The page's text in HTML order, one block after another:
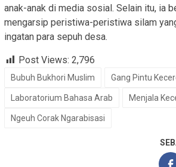
anak-anak di media sosial. Selain itu, ia
mengarsip peristiwa-peristiwa silam
ingatan para sepuh desa.
Post Views: 2,796
Bubuh Bukhori Muslim Gang Pintu
Laboratorium Bahasa Arab Menjala
Ngeuh Corak Ngarabisasi